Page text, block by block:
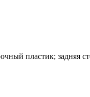
пластик; задняя